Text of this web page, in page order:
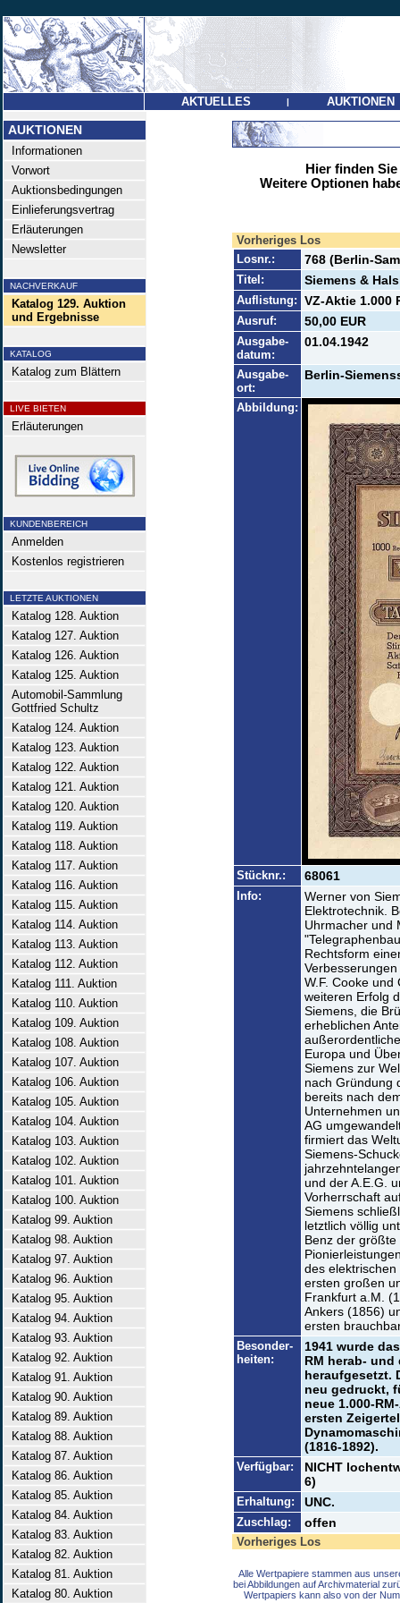
AKTUELLES | AUKTIONEN
AUKTIONEN
Informationen
Vorwort
Auktionsbedingungen
Einlieferungsvertrag
Erläuterungen
Newsletter
NACHVERKAUF
Katalog 129. Auktion
und Ergebnisse
KATALOG
Katalog zum Blättern
LIVE BIETEN
Erläuterungen
KUNDENBEREICH
Anmelden
Kostenlos registrieren
LETZTE AUKTIONEN
Katalog 128. Auktion
Katalog 127. Auktion
Katalog 126. Auktion
Katalog 125. Auktion
Automobil-Sammlung
Gottfried Schultz
Katalog 124. Auktion
Katalog 123. Auktion
Katalog 122. Auktion
Katalog 121. Auktion
Katalog 120. Auktion
Katalog 119. Auktion
Katalog 118. Auktion
Katalog 117. Auktion
Katalog 116. Auktion
Katalog 115. Auktion
Katalog 114. Auktion
Katalog 113. Auktion
Katalog 112. Auktion
Katalog 111. Auktion
Katalog 110. Auktion
Katalog 109. Auktion
Katalog 108. Auktion
Katalog 107. Auktion
Katalog 106. Auktion
Katalog 105. Auktion
Katalog 104. Auktion
Katalog 103. Auktion
Katalog 102. Auktion
Katalog 101. Auktion
Katalog 100. Auktion
Katalog 99. Auktion
Katalog 98. Auktion
Katalog 97. Auktion
Katalog 96. Auktion
Katalog 95. Auktion
Katalog 94. Auktion
Katalog 93. Auktion
Katalog 92. Auktion
Katalog 91. Auktion
Katalog 90. Auktion
Katalog 89. Auktion
Katalog 88. Auktion
Katalog 87. Auktion
Katalog 86. Auktion
Katalog 85. Auktion
Katalog 84. Auktion
Katalog 83. Auktion
Katalog 82. Auktion
Katalog 81. Auktion
Katalog 80. Auktion
Hier finden
Weitere Optionen
Vorheriges Los
Losnr.:
768 (Berlin-
Titel: Siemens &
Auflistung: VZ-Aktie 1.000
Ausruf: 50,00 EUR
Ausgabe-
datum:
01.04.1942
Ausgabe-
ort:
Berlin-
Abbildung:
Stücknr.: 68061
Info:
Werner von
Elektrotechnik.
Uhrmacher und
Rechtsform
W.F. Cooke und
weiteren Erfolg
Siemens, die
erheblichen
Europa und
Siemens zur
nach Gründung
bereits nach
Unternehmen
AG
firmiert das
Siemens-
und der A.E.G.
Vorherrschaft
Siemens
letztlich völlig
Benz der
des
ersten großen
Frankfurt a.M.
Ankers (1856)
ersten
Besonder-
heiten:
1941 wurde
RM herab- und
heraufgesetzt.
neu gedruckt,
neue 1.000-
ersten
(1816-1892).
Verfügbar:
NICHT
6)
Erhaltung: UNC.
Zuschlag: offen
Vorheriges Los
Alle Wertpapiere stammen aus
bei Abbildungen auf Archivmaterial
Wertpapiers kann also von der